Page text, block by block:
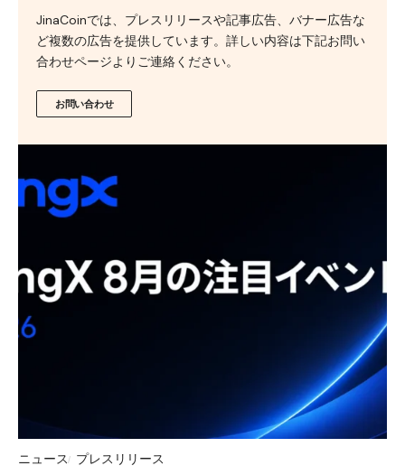
JinaCoinでは、プレスリリースや記事広告、バナー広告な
ど複数の広告を提供しています。詳しい内容は下記お問い
合わせページよりご連絡ください。
お問い合わせ
ニュース プレスリリース